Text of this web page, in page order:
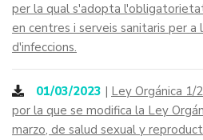
per la qual s'adopta
en centres i serveis sanitaris per
d'infeccions.
01/03/2023 | Ley Orgánica 1/
por la que se modifica la Ley
marzo, de salud sexual y